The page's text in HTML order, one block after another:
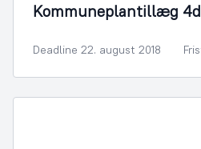
Kommuneplantillæg
Deadline 22. august 2018